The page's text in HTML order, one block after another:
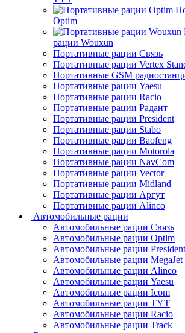
Optim
рации Wouxun
Портативные рации Связь
Портативные рации Vertex
Портативные GSM
Портативные рации Yaesu
Портативные рации Racio
Портативные рации Радант
Портативные рации President
Портативные рации Stabo
Портативные рации Baofeng
Портативные рации Motorola
Портативные рации NavCom
Портативные рации Vector
Портативные рации Midland
Портативные рации Аргут
Портативные рации Alinco
Автомобильные рации
Автомобильные рации Связь
Автомобильные рации Optim
Автомобильные рации President
Автомобильные рации MegaJet
Автомобильные рации Alinco
Автомобильные рации Yaesu
Автомобильные рации Icom
Автомобильные рации TYT
Автомобильные рации Racio
Автомобильные рации Track